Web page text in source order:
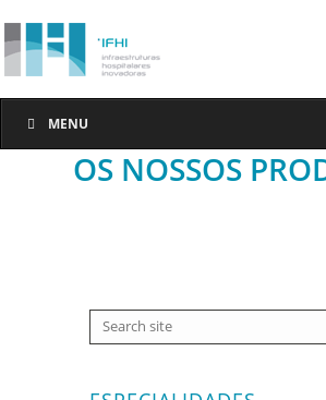
MENU
OS NOSSOS